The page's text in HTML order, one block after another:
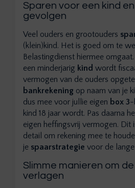
Sparen voor een kind
gevolgen
Veel ouders en grootouders
(klein)kind. Het is goed om te
Belastingdienst hiermee
een minderjarig kind wordt
vermogen van de ouders
bankrekening op naam van je
dus mee voor jullie eigen box 3-
kind 18 jaar wordt. Pas daarna
eigen heffingsvrij vermogen. Dit
detail om rekening mee te
je spaarstrategie voor de
Slimme manieren om
verlagen